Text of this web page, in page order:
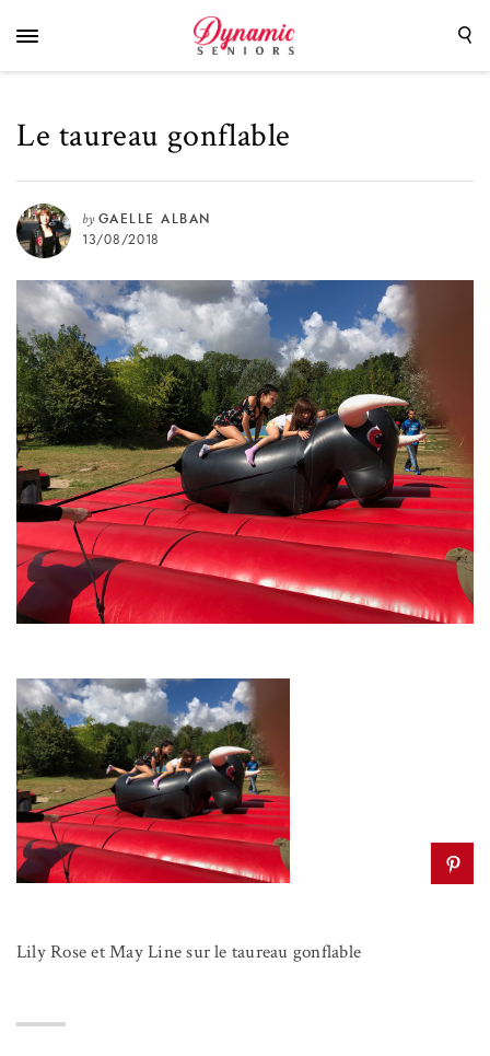
Le taureau gonflable
by GAELLE ALBAN
13/08/2018
Lily Rose et May Line sur le taureau gonflable